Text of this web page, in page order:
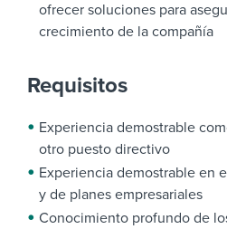
ofrecer soluciones para
crecimiento de la compañía
Requisitos
Experiencia demostrable
otro puesto directivo
Experiencia demostrable en
y de planes empresariales
Conocimiento profundo de